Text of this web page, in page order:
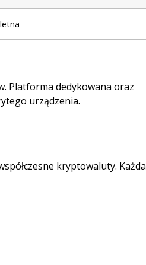
Platforma dedykowana oraz
urządzenia.
kryptowaluty. Każda